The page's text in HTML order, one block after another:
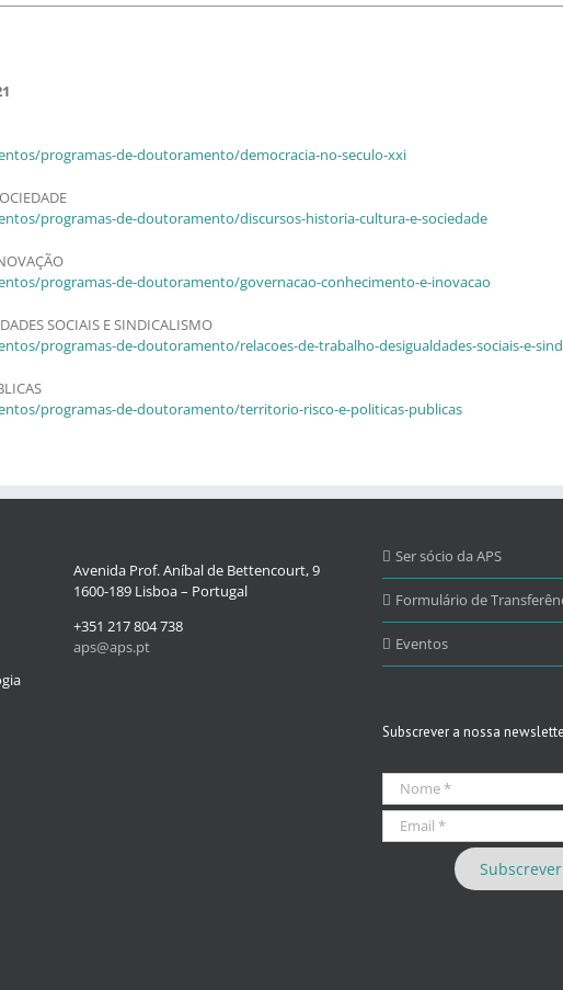
programas-de-doutoramento/democracia-no-seculo-xxi
programas-de-doutoramento/discursos-historia-cultura-e-sociedade
programas-de-doutoramento/governacao-conhecimento-e-inovacao
SOCIAIS E SINDICALISMO
programas-de-doutoramento/relacoes-de-trabalho-desigualdades-sociais-e-
programas-de-doutoramento/territorio-risco-e-politicas-publicas
Avenida Prof. Aníbal de Bettencourt, 9
1600-189 Lisboa – Portugal
+351 217 804 738
aps@aps.pt
Ser sócio da APS
Formulário de
Eventos
Subscrever a nossa